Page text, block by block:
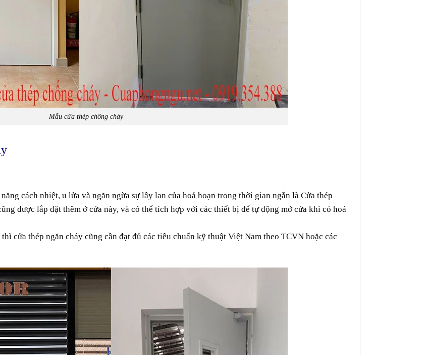
Mẫu cửa thép chống cháy
cách nhiệt, u lửavà ngăn ngừasựlây lancủa hoả hoạntrong thời gian ngắn là Cửa thép
được lắp đặtthêm ở cửanày, và có thể tích hợp với các thiết bị để tự động mở cửakhi có hoả
thì cửa thép ngăncháy cũng cần đạt đủ các tiêu chuẩn kỹ thuật Việt Nam theo TCVN hoặc các